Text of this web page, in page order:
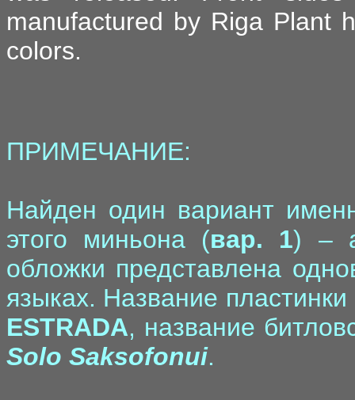
manufactured by Riga Plant
colors.
ПРИМЕЧАНИЕ:
Найден один вариант
этого миньона (вар. 1) –
обложки представлена
языках. Название
ESTRADA, название
Solo Saksofonui.